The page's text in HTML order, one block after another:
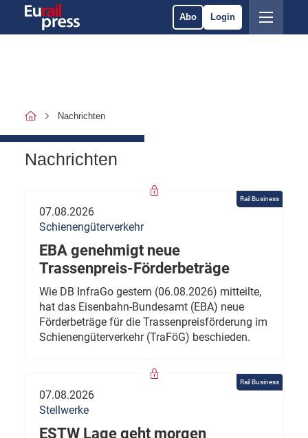
Abo Login
Nachrichten
Nachrichten
Rail Business
07.08.2026
Schienengüterverkehr
EBA genehmigt neue
Trassenpreis-Förderbeträge
Wie DB InfraGo gestern (06.08.2026) mitteilte,
hat das Eisenbahn-Bundesamt (EBA) neue
Förderbeträge für die Trassenpreisförderung im
Schienengüterverkehr (TraFöG) beschieden.
Rail Business
07.08.2026
Stellwerke
ESTW Lage geht morgen